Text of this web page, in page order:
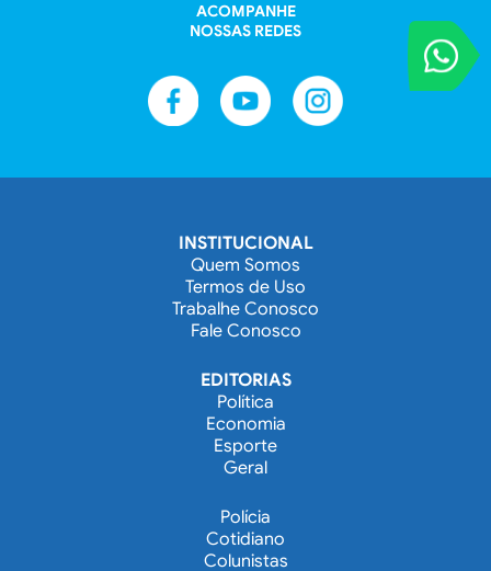
VOCÊ
Entre em
ACOMPANHE
NOSSAS REDES
INSTITUCIONAL
Quem Somos
Termos de Uso
Trabalhe Conosco
Fale Conosco
EDITORIAS
Política
Economia
Esporte
Geral
Polícia
Cotidiano
Colunistas